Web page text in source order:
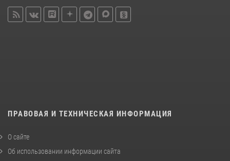
ПРАВОВАЯ И ТЕХНИЧЕСКАЯ ИНФОРМАЦИЯ
О сайте
Об использовании информации сайта